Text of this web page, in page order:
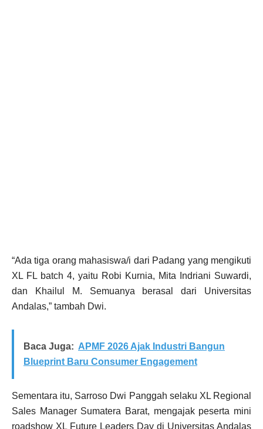
“Ada tiga orang mahasiswa/i dari Padang yang mengikuti
XL FL batch 4, yaitu Robi Kurnia, Mita Indriani Suwardi,
dan Khailul M. Semuanya berasal dari Universitas
Andalas,” tambah Dwi.
Baca Juga: APMF 2026 Ajak Industri Bangun
Blueprint Baru Consumer Engagement
Sementara itu, Sarroso Dwi Panggah selaku XL Regional
Sales Manager Sumatera Barat, mengajak peserta mini
roadshow XL Future Leaders Day di Universitas Andalas